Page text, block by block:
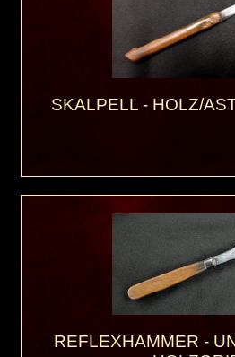
SKALPELL - HOLZ/
REFLEXHAMMER -